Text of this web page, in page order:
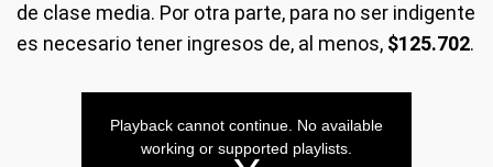
de clase media. Por otra parte, para no ser indigente
es necesario tener ingresos de, al menos, $125.702.